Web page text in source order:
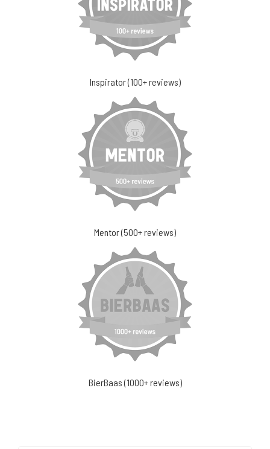
Inspirator (100+ reviews)
Mentor (500+ reviews)
BierBaas (1000+ reviews)